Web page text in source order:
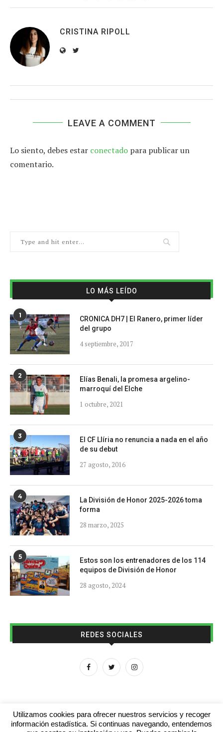
CRISTINA RIPOLL
LEAVE A COMMENT
Lo siento, debes estar conectado para publicar un
comentario.
LO MÁS LEÍDO
1
CRONICA DH7 | El Ranero, primer líder
del grupo
4 septiembre, 2017
2
Elías Benali, la promesa argelino-
marroquí del Elche
1 octubre, 2021
3
El CF Llíria no renuncia a nada en el año
de su debut
27 agosto, 2016
4
La División de Honor 2025-2026 toma
forma
28 marzo, 2025
5
Estos son los entrenadores de los 114
equipos de División de Honor
28 agosto, 2024
REDES SOCIALES
Utilizamos cookies para ofrecer nuestros servicios y recoger
información estadística. Si continuas navegando, entendemos